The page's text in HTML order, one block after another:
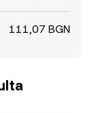
111,07 BGN